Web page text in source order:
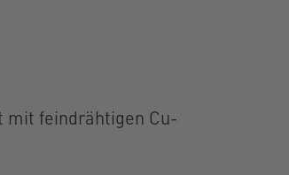
feindrähtigen Cu-